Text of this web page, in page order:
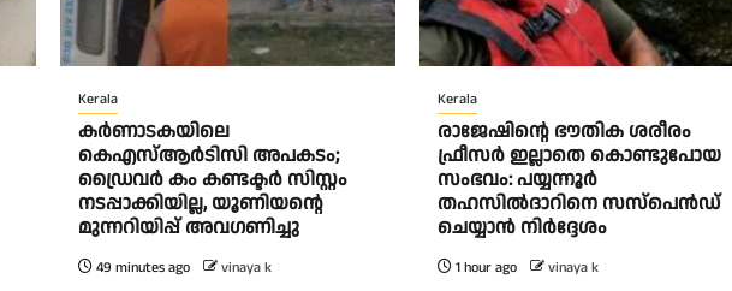
Kerala
കര്‍ണാടകയിലെ
കെഎസ്ആര്‍ടിസി അപകടം;
ഡ്രൈവര്‍ കം കണ്ടക്ടര്‍ സിസ്റ്റം
നടപ്പാക്കിയില്ല, യൂണിയന്റെ
മുന്നറിയിപ്പ് അവഗണിച്ചു
49 minutes ago vinaya k
Kerala
രാജേഷിന്റെ ഭൗതിക ശരീരം
ഫ്രീസർ ഇല്ലാതെ കൊണ്ടുപോയ
സംഭവം: പയ്യന്നൂർ
തഹസിൽദാറിനെ സസ്പെൻഡ്
ചെയ്യാൻ നിർദ്ദേശം
1 hour ago vinaya k